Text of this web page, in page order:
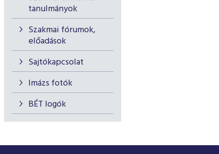
tanulmányok
Szakmai fórumok,
előadások
Sajtókapcsolat
Imázs fotók
BÉT logók